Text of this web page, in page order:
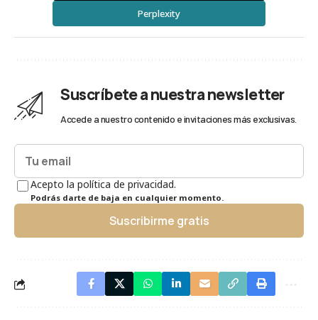
Perplexity
Suscríbete a nuestra newsletter
Accede a nuestro contenido e invitaciones más exclusivas.
Acepto la política de privacidad.
Podrás darte de baja en cualquier momento.
Suscribirme gratis